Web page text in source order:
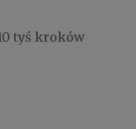
tyś kroków